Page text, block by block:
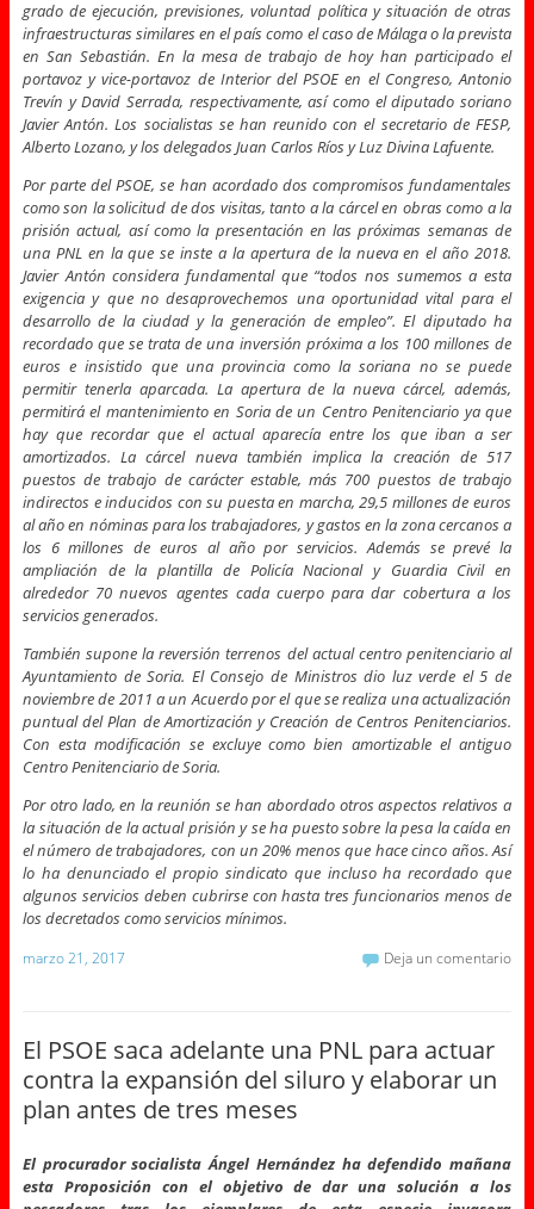
grado de ejecución, previsiones, voluntad política y situación de otras
infraestructuras similares en el país como el caso de Málaga o la prevista
en San Sebastián. En la mesa de trabajo de hoy han participado el
portavoz y vice-portavoz de Interior del PSOE en el Congreso, Antonio
Trevín y David Serrada, respectivamente, así como el diputado soriano
Javier Antón. Los socialistas se han reunido con el secretario de FESP,
Alberto Lozano, y los delegados Juan Carlos Ríos y Luz Divina Lafuente.
Por parte del PSOE, se han acordado dos compromisos fundamentales
como son la solicitud de dos visitas, tanto a la cárcel en obras como a la
prisión actual, así como la presentación en las próximas semanas de
una PNL en la que se inste a la apertura de la nueva en el año 2018.
Javier Antón considera fundamental que “todos nos sumemos a esta
exigencia y que no desaprovechemos una oportunidad vital para el
desarrollo de la ciudad y la generación de empleo”. El diputado ha
recordado que se trata de una inversión próxima a los 100 millones de
euros e insistido que una provincia como la soriana no se puede
permitir tenerla aparcada. La apertura de la nueva cárcel, además,
permitirá el mantenimiento en Soria de un Centro Penitenciario ya que
hay que recordar que el actual aparecía entre los que iban a ser
amortizados. La cárcel nueva también implica la creación de 517
puestos de trabajo de carácter estable, más 700 puestos de trabajo
indirectos e inducidos con su puesta en marcha, 29,5 millones de euros
al año en nóminas para los trabajadores, y gastos en la zona cercanos a
los 6 millones de euros al año por servicios. Además se prevé la
ampliación de la plantilla de Policía Nacional y Guardia Civil en
alrededor 70 nuevos agentes cada cuerpo para dar cobertura a los
servicios generados.
También supone la reversión terrenos del actual centro penitenciario al
Ayuntamiento de Soria. El Consejo de Ministros dio luz verde el 5 de
noviembre de 2011 a un Acuerdo por el que se realiza una actualización
puntual del Plan de Amortización y Creación de Centros Penitenciarios.
Con esta modificación se excluye como bien amortizable el antiguo
Centro Penitenciario de Soria.
Por otro lado, en la reunión se han abordado otros aspectos relativos a
la situación de la actual prisión y se ha puesto sobre la pesa la caída en
el número de trabajadores, con un 20% menos que hace cinco años. Así
lo ha denunciado el propio sindicato que incluso ha recordado que
algunos servicios deben cubrirse con hasta tres funcionarios menos de
los decretados como servicios mínimos.
marzo 21, 2017 Deja un comentario
El PSOE saca adelante una PNL para actuar
contra la expansión del siluro y elaborar un
plan antes de tres meses
El procurador socialista Ángel Hernández ha defendido mañana
esta Proposición con el objetivo de dar una solución a los